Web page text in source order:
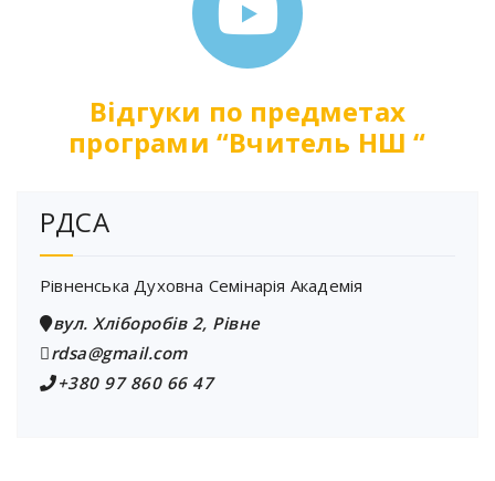
Відгуки по предметах
програми “Вчитель НШ “
РДСА
Рівненська Духовна Семінарія Академія
вул. Хліборобів 2, Рівне
rdsa@gmail.com
+380 97 860 66 47